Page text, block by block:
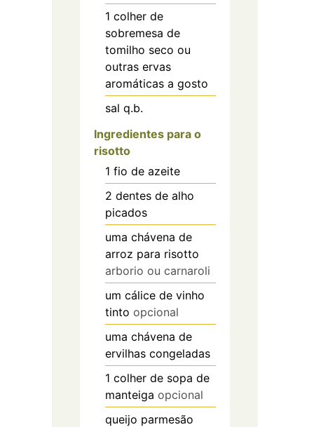
1 colher de
sobremesa de
tomilho seco ou
outras ervas
aromáticas a gosto
sal q.b.
Ingredientes para o
risotto
1 fio de azeite
2 dentes de alho
picados
uma chávena de
arroz para risotto
arborio ou carnaroli
um cálice de vinho
tinto opcional
uma chávena de
ervilhas congeladas
1 colher de sopa de
manteiga opcional
queijo parmesão